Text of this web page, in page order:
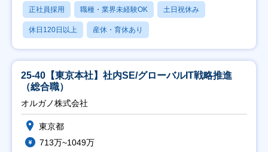
正社員採用 職種・業界未経験OK 土日祝休み
休日120日以上 産休・育休あり
25-40【東京本社】社内SE/グローバルIT戦略推進
（総合職）
オルガノ株式会社
東京都
713万~1049万